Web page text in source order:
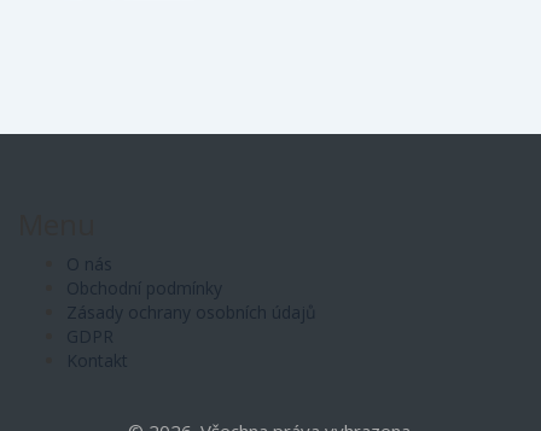
O nás
Obchodní podmínky
Zásady ochrany osobních údajů
GDPR
Kontakt